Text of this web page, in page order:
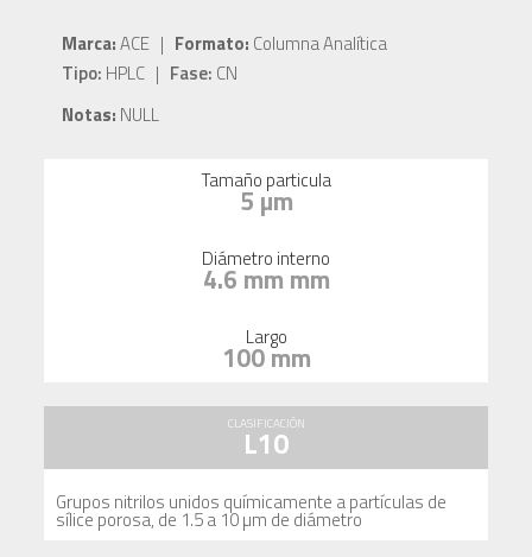
Marca:ACE | Formato: Columna Analítica
Tipo: HPLC | Fase: CN
Notas: NULL
Tamaño particula
5 µm
Diámetro interno
4.6 mm mm
Largo
100 mm
CLASIFICACIÓN
L10
Grupos nitrilos unidos químicamente a partículas de
sílice porosa, de 1.5 a 10 µm de diámetro